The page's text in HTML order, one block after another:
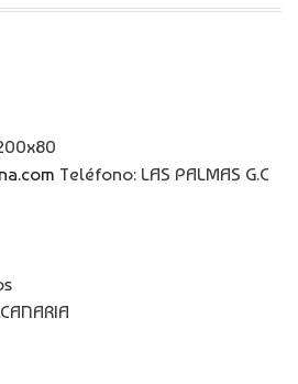
Teléfono: LAS PALMAS G.C